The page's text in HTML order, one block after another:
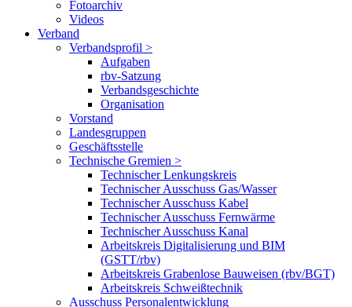
Fotoarchiv
Videos
Verband
Verbandsprofil >
Aufgaben
rbv-Satzung
Verbandsgeschichte
Organisation
Vorstand
Landesgruppen
Geschäftsstelle
Technische Gremien >
Technischer Lenkungskreis
Technischer Ausschuss Gas/Wasser
Technischer Ausschuss Kabel
Technischer Ausschuss Fernwärme
Technischer Ausschuss Kanal
Arbeitskreis Digitalisierung und BIM
(GSTT/rbv)
Arbeitskreis Grabenlose Bauweisen (rbv/BGT)
Arbeitskreis Schweißtechnik
Ausschuss Personalentwicklung